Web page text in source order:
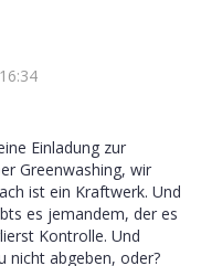
Einladung zur
Greenwashing, wir
ist ein Kraftwerk. Und
es jemandem, der es
Kontrolle. Und
nicht abgeben, oder?